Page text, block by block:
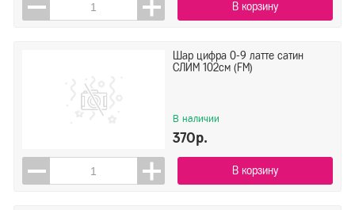
В корзину
Шар цифра 0-9 латте сатин
СЛИМ 102см (FM)
В наличии
370р.
В корзину